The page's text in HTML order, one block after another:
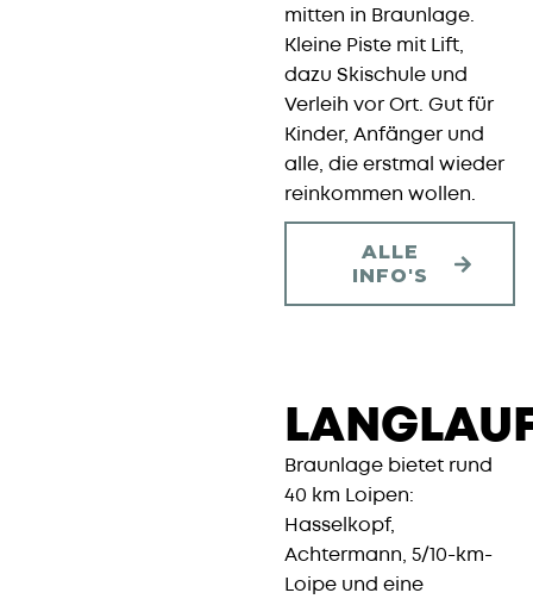
mitten in Braunlage.
Kleine Piste mit Lift,
dazu Skischule und
Verleih vor Ort. Gut für
Kinder, Anfänger und
alle, die erstmal wieder
reinkommen wollen.
ALLE
INFO'S
Braunlage bietet rund
40 km Loipen:
Hasselkopf,
Achtermann, 5/10-km-
Loipe und eine